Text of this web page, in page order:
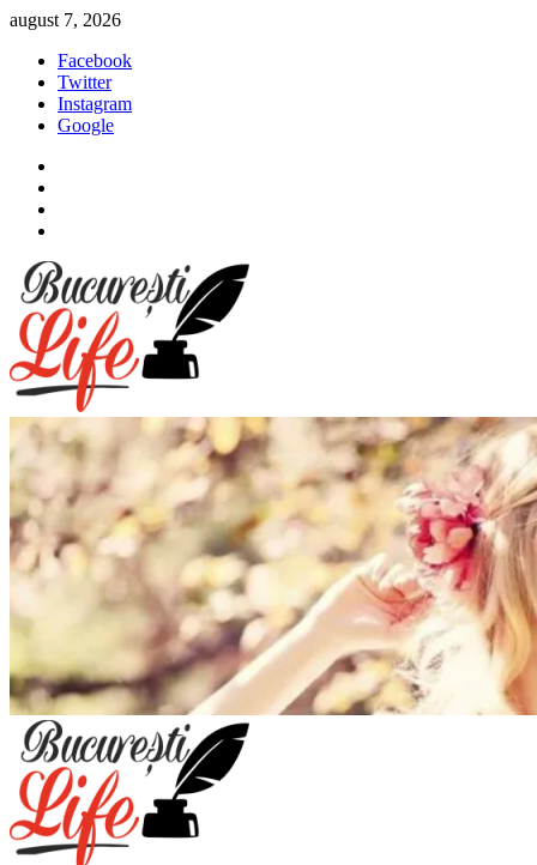
Sari
conținut
august 7, 2026
Facebook
Twitter
Instagram
Google
Meniu
principal